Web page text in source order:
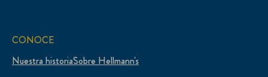
CONOCE
Nuestra historiaSobre Hellmann's